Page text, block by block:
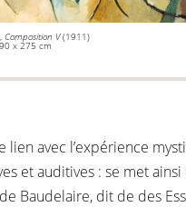
Composition V(1911)
x 275 cm
avec l’expérience
et auditives : se met
Baudelaire, dit de des